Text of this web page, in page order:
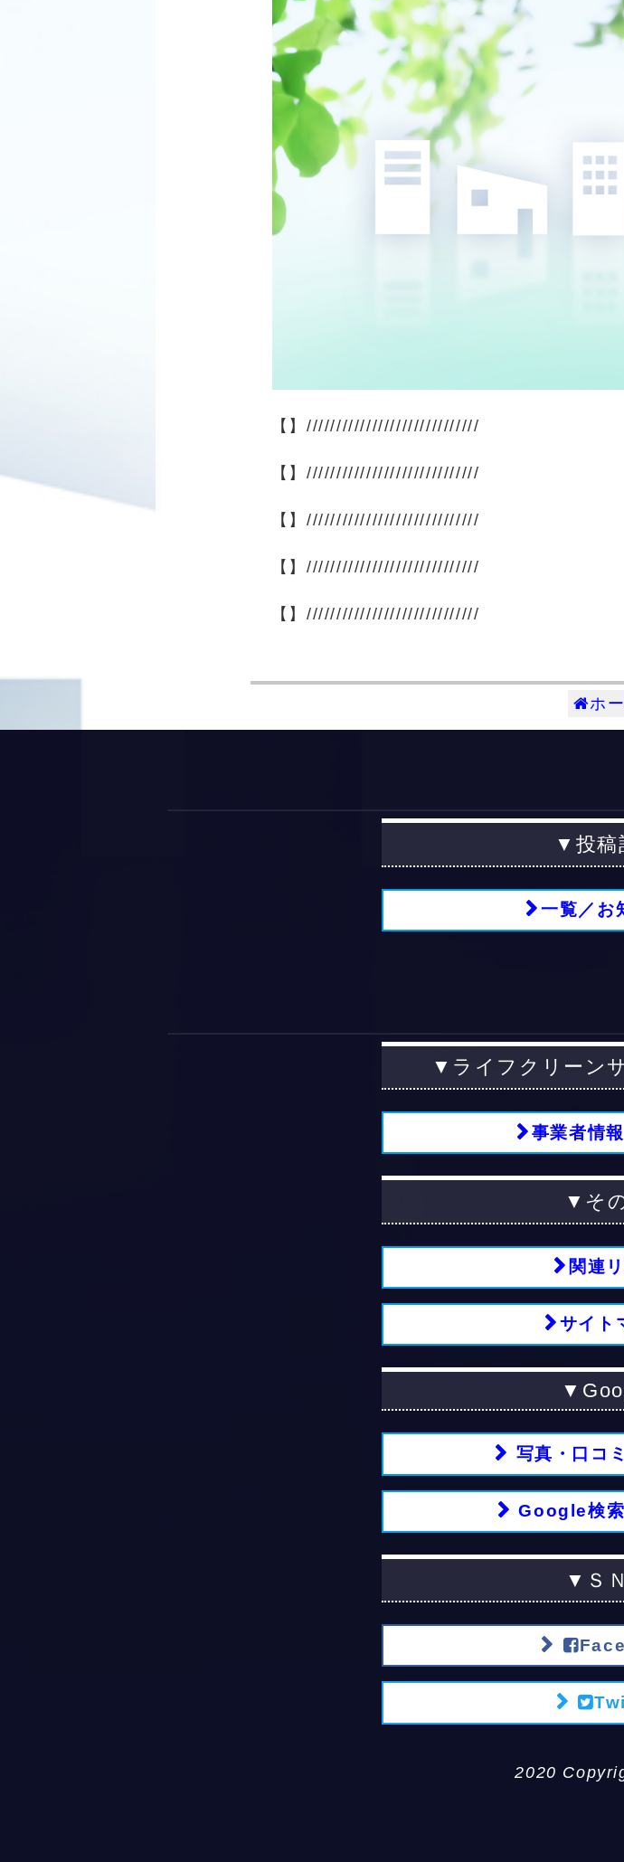
【】/////////////////////////////
【】/////////////////////////////
【】/////////////////////////////
【】/////////////////////////////
【】/////////////////////////////
ホ
▼投稿
一覧／お
▼ライフクリーン
事業者情
▼そ
関連
サイト
写真・口コ
Google検
▼Ｓ
2020